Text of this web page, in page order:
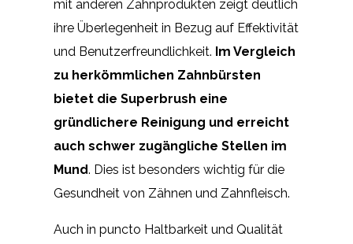
mit anderen Zahnprodukten zeigt deutlich
ihre Überlegenheit in Bezug auf Effektivität
und Benutzerfreundlichkeit. Im Vergleich
zu herkömmlichen Zahnbürsten
bietet die Superbrush eine
gründlichere Reinigung und erreicht
auch schwer zugängliche Stellen im
Mund. Dies ist besonders wichtig für die
Gesundheit von Zähnen und Zahnfleisch.
Auch in puncto Haltbarkeit und Qualität